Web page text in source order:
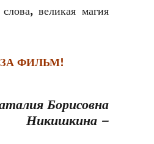
великая магия
ФИЛЬМ!
Борисовна
Никишкина –